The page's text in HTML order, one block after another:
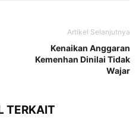
Artikel Selanjutnya
Kenaikan Anggaran
Kemenhan Dinilai Tidak
Wajar
TERKAIT